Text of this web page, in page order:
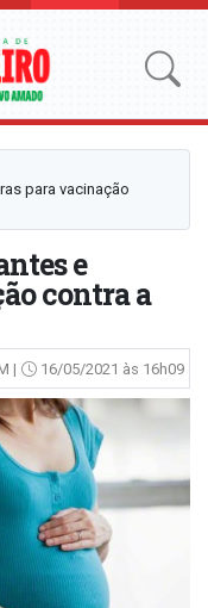
para vacinação
e
contra a
| 16/05/2021 às 16h09